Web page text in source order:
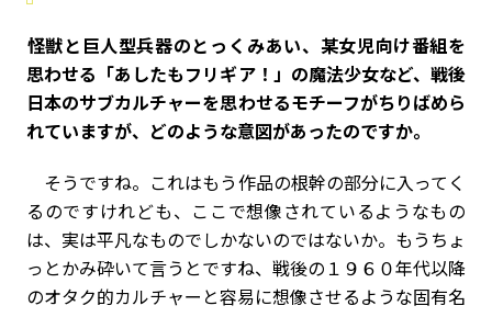
――怪獣と巨人型兵器のとっくみあい、某女児向け番組を
思わせる「あしたもフリギア！」の魔法少女など、戦後
日本のサブカルチャーを思わせるモチーフがちりばめら
れていますが、どのような意図があったのですか。
そうですね。これはもう作品の根幹の部分に入ってく
るのですけれども、ここで想像されているようなもの
は、実は平凡なものでしかないのではないか。もうちょ
っとかみ砕いて言うとですね、戦後の１９６０年代以降
のオタク的カルチャーと容易に想像させるような固有名